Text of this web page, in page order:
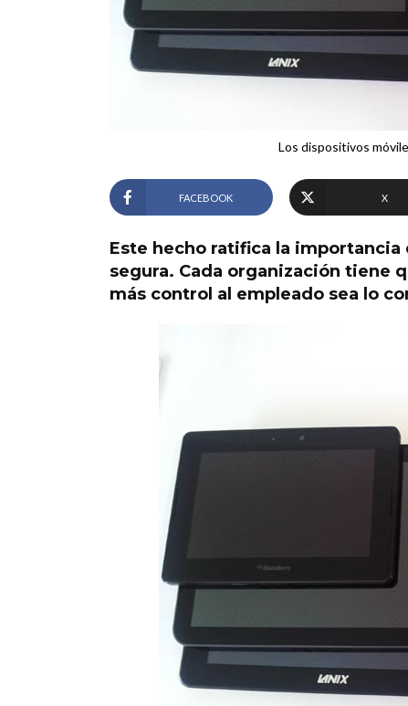
Los dispositivos
FACEBOOK X
Este hecho ratifica la
segura. Cada organización tiene
más control al empleado sea lo